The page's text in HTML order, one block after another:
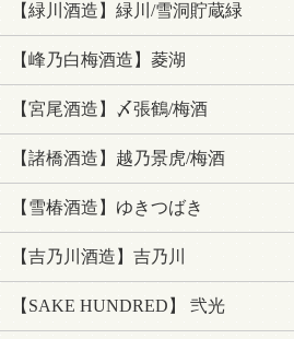
【緑川酒造】緑川/雪洞貯蔵緑
【峰乃白梅酒造】菱湖
【宮尾酒造】〆張鶴/梅酒
【諸橋酒造】越乃景虎/梅酒
【雪椿酒造】ゆきつばき
【吉乃川酒造】吉乃川
【SAKE HUNDRED】 弐光